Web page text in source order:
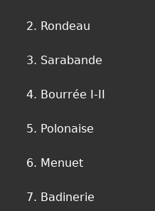
2. Rondeau
3. Sarabande
4. Bourrée I-II
5. Polonaise
6. Menuet
7. Badinerie